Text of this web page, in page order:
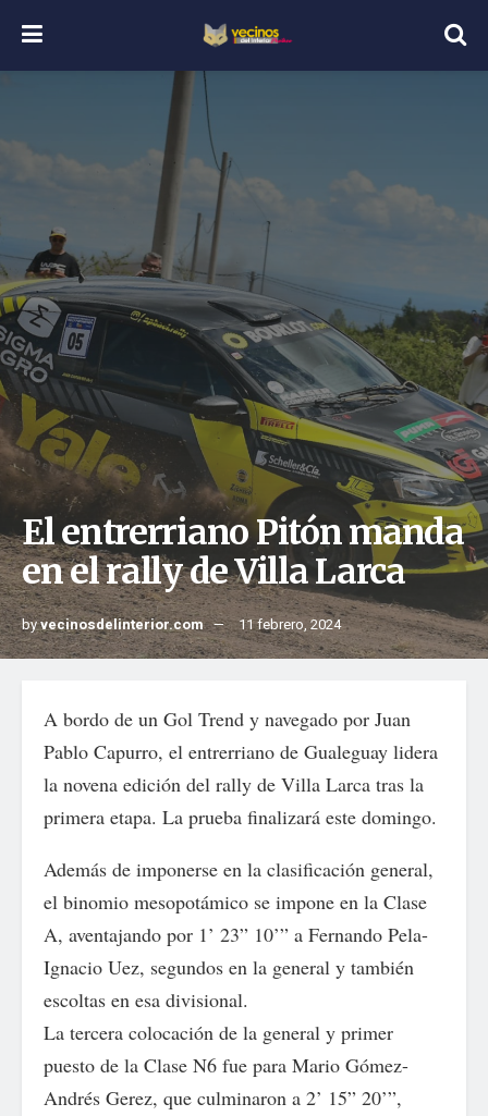
El entrerriano Pitón manda
en el rally de Villa Larca
byvecinosdelinterior.com 11 febrero, 2024
A bordo de un Gol Trend y navegado por Juan
Pablo Capurro, el entrerriano de Gualeguay lidera
la novena edición del rally de Villa Larca tras la
primera etapa. La prueba finalizará este domingo.
Además de imponerse en la clasificación general,
el binomio mesopotámico se impone en la Clase
A, aventajando por 1’ 23” 10’” a Fernando Pela-
Ignacio Uez, segundos en la general y también
escoltas en esa divisional.
La tercera colocación de la general y primer
puesto de la Clase N6 fue para Mario Gómez-
Andrés Gerez, que culminaron a 2’ 15” 20’”,